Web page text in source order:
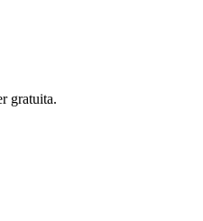
gratuita.